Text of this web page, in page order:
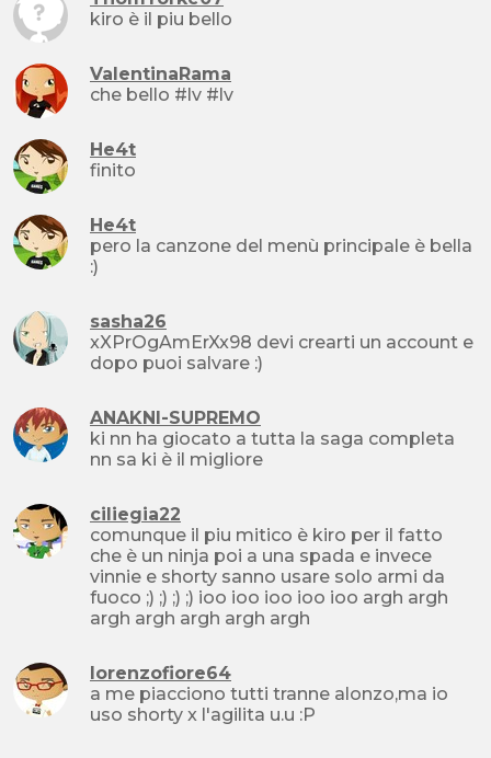
kiro è il piu bello
ValentinaRama
che bello #lv #lv
He4t
finito
He4t
pero la canzone del menù principale è bella
:)
sasha26
xXPrOgAmErXx98 devi crearti un account e
dopo puoi salvare :)
ANAKNI-SUPREMO
ki nn ha giocato a tutta la saga completa
nn sa ki è il migliore
ciliegia22
comunque il piu mitico è kiro per il fatto
che è un ninja poi a una spada e invece
vinnie e shorty sanno usare solo armi da
fuoco ;) ;) ;) ;) ioo ioo ioo ioo ioo argh argh
argh argh argh argh argh
lorenzofiore64
a me piacciono tutti tranne alonzo,ma io
uso shorty x l'agilita u.u :P